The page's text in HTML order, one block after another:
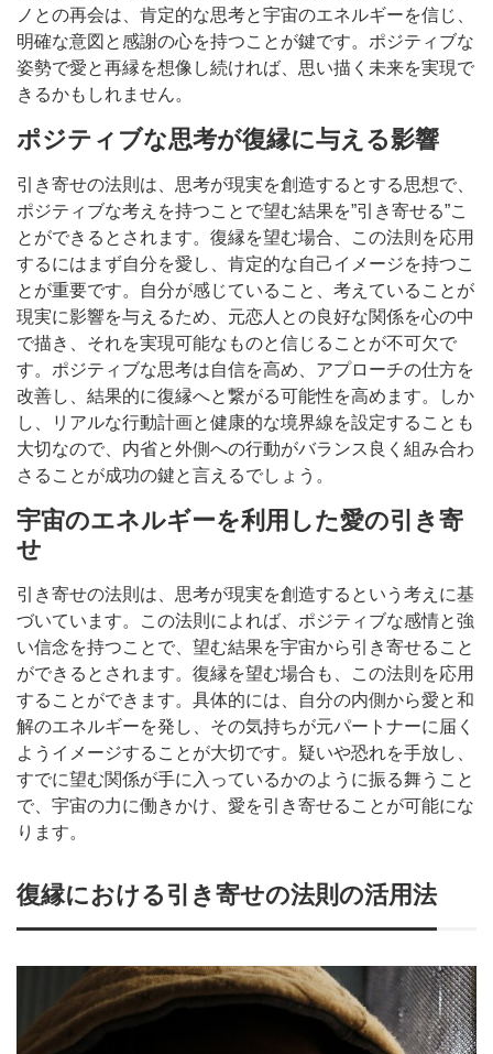
ノとの再会は、肯定的な思考と宇宙のエネルギーを信じ、
明確な意図と感謝の心を持つことが鍵です。ポジティブな
姿勢で愛と再縁を想像し続ければ、思い描く未来を実現で
きるかもしれません。
ポジティブな思考が復縁に与える影響
引き寄せの法則は、思考が現実を創造するとする思想で、
ポジティブな考えを持つことで望む結果を”引き寄せる”こ
とができるとされます。復縁を望む場合、この法則を応用
するにはまず自分を愛し、肯定的な自己イメージを持つこ
とが重要です。自分が感じていること、考えていることが
現実に影響を与えるため、元恋人との良好な関係を心の中
で描き、それを実現可能なものと信じることが不可欠で
す。ポジティブな思考は自信を高め、アプローチの仕方を
改善し、結果的に復縁へと繋がる可能性を高めます。しか
し、リアルな行動計画と健康的な境界線を設定することも
大切なので、内省と外側への行動がバランス良く組み合わ
さることが成功の鍵と言えるでしょう。
宇宙のエネルギーを利用した愛の引き寄
せ
引き寄せの法則は、思考が現実を創造するという考えに基
づいています。この法則によれば、ポジティブな感情と強
い信念を持つことで、望む結果を宇宙から引き寄せること
ができるとされます。復縁を望む場合も、この法則を応用
することができます。具体的には、自分の内側から愛と和
解のエネルギーを発し、その気持ちが元パートナーに届く
ようイメージすることが大切です。疑いや恐れを手放し、
すでに望む関係が手に入っているかのように振る舞うこと
で、宇宙の力に働きかけ、愛を引き寄せることが可能にな
ります。
復縁における引き寄せの法則の活用法